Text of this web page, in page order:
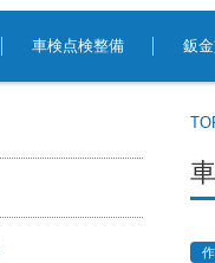
動
車検点検整備 鈑